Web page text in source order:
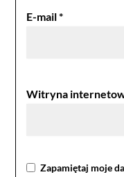
E-mail*
Witryna
Zapamiętaj moje